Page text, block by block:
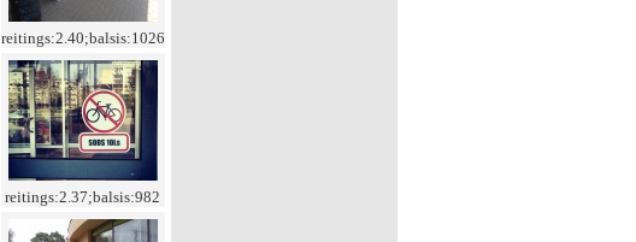
reitings:2.40;balsis:1026
reitings:2.37;balsis:982